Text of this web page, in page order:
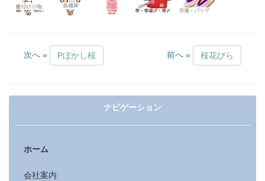
次へ » Pぼかし桜 前へ » 桜花びら
ナビゲーション
ホーム
会社案内